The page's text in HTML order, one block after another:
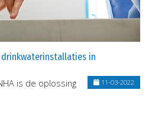
in
is de oplossing
11-03-2022